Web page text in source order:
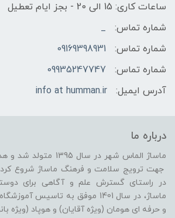
ساعات کاری: 15 الی 20 - بجز ایام تعطیل
شماره تماس:
_
شماره تماس:
09169398931
شماره تماس:
09935247747
آدرس ایمیل:
info at humman.ir
درباره ما
ماساژ الماس شهر در سال 1395
جهت ترویج سلامت و فرهنگ ماساژ شروع
در راستای گسترش علم و آگاهی برای
ماساژ، در سال 1401 موفق به تاسیس
و حرفه ای هومان (ویژه آقایان) و هوپاد (ویژه